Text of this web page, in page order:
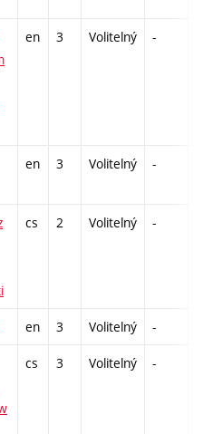
en 3 Volitelný -
en 3 Volitelný -
cs 2 Volitelný -
en 3 Volitelný -
cs 3 Volitelný -